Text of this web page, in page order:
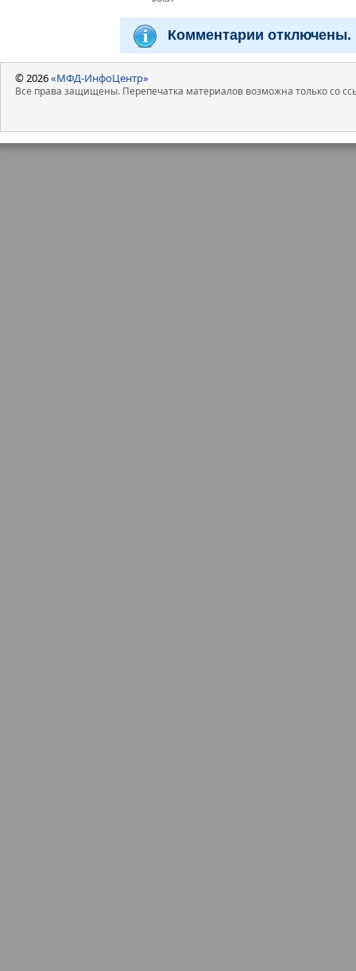
Комментарии отключены.
© 2026«МФД-ИнфоЦентр»
Все права защищены. Перепечатка материалов возможна только со